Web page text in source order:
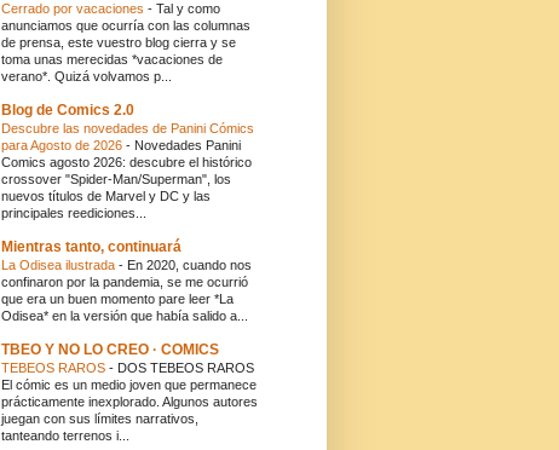
Cerrado por vacaciones - Tal y como
anunciamos que ocurría con las columnas
de prensa, este vuestro blog cierra y se
toma unas merecidas *vacaciones de
verano*. Quizá volvamos p...
Blog de Comics 2.0
Descubre las novedades de Panini Cómics
para Agosto de 2026 - Novedades Panini
Comics agosto 2026: descubre el histórico
crossover "Spider-Man/Superman", los
nuevos títulos de Marvel y DC y las
principales reediciones...
Mientras tanto, continuará
La Odisea ilustrada - En 2020, cuando nos
confinaron por la pandemia, se me ocurrió
que era un buen momento pare leer *La
Odisea* en la versión que había salido a...
TBEO Y NO LO CREO · COMICS
TEBEOS RAROS - DOS TEBEOS RAROS
El cómic es un medio joven que permanece
prácticamente inexplorado. Algunos autores
juegan con sus límites narrativos,
tanteando terrenos i...